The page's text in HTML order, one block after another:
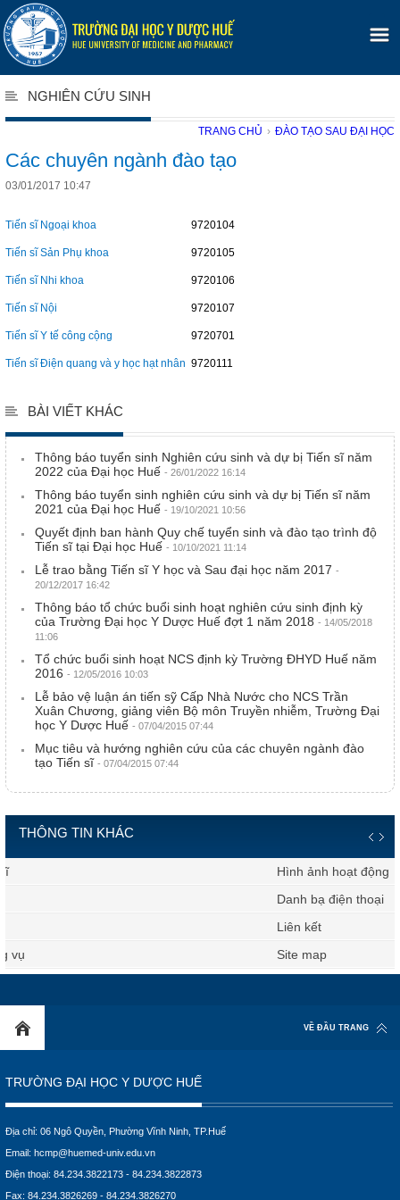
NGHIÊN CỨU SINH
TRANG CHỦ › ĐÀO TẠO SAU ĐẠI HỌC
Các chuyên ngành đào tạo
03/01/2017 10:47
Tiến sĩ Ngoại khoa 9720104
Tiến sĩ Sản Phụ khoa 9720105
Tiến sĩ Nhi khoa 9720106
Tiến sĩ Nội 9720107
Tiến sĩ Y tế công cộng 9720701
Tiến sĩ Điện quang và y học hạt nhân 9720111
BÀI VIẾT KHÁC
Thông báo tuyển sinh Nghiên cứu sinh và dự bị Tiến sĩ năm
2022 của Đại học Huế - 26/01/2022 16:14
Thông báo tuyển sinh nghiên cứu sinh và dự bị Tiến sĩ năm
2021 của Đại học Huế - 19/10/2021 10:56
Quyết định ban hành Quy chế tuyển sinh và đào tạo trình độ
Tiến sĩ tại Đại học Huế - 10/10/2021 11:14
Lễ trao bằng Tiến sĩ Y học và Sau đại học năm 2017 -
20/12/2017 16:42
Thông báo tổ chức buổi sinh hoạt nghiên cứu sinh định kỳ
của Trường Đại học Y Dược Huế đợt 1 năm 2018 - 14/05/2018
11:06
Tổ chức buổi sinh hoạt NCS định kỳ Trường ĐHYD Huế năm
2016 - 12/05/2016 10:03
Lễ bảo vệ luận án tiến sỹ Cấp Nhà Nước cho NCS Trần
Xuân Chương, giảng viên Bộ môn Truyền nhiễm, Trường Đại
học Y Dược Huế - 07/04/2015 07:44
Mục tiêu và hướng nghiên cứu của các chuyên ngành đào
tạo Tiến sĩ - 07/04/2015 07:44
THÔNG TIN KHÁC
Hình ảnh hoạt động
Danh bạ điện thoại
VỀ ĐẦU TRANG
TRƯỜNG ĐẠI HỌC Y DƯỢC HUẾ
Địa chỉ: 06 Ngô Quyền, Phường Vĩnh Ninh, TP.Huế
Email: hcmp@huemed-univ.edu.vn
Điện thoại: 84.234.3822173 - 84.234.3822873
Fax: 84.234.3826269 - 84.234.3826270